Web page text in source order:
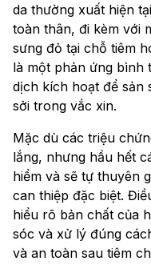
da thường xuất hiện
toàn thân, đi kèm với
sưng đỏ tại chỗ tiêm
là một phản ứng bình
dịch kích hoạt để sản
sởi trong vắc xin.
Mặc dù các triệu
lắng, nhưng hầu hết
hiểm và sẽ tự thuyên
can thiệp đặc biệt.
hiểu rõ bản chất của
sóc và xử lý đúng
và an toàn sau tiêm